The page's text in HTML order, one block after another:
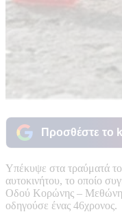
Προσθέστε το
Υπέκυψε στα τραύματά
αυτοκινήτου, το οποίο
Οδού Κορώνης –
οδηγούσε ένας 46χρονος.